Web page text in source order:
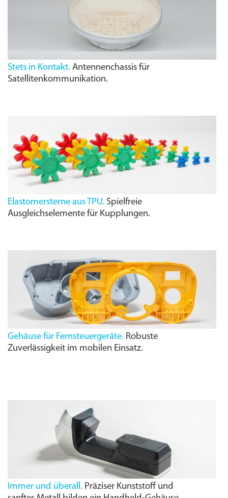
Stets in Kontakt. Antennenchassis für
Satellitenkommunikation.
Elastomersterne aus TPU. Spielfreie
Ausgleichselemente für Kupplungen.
Gehäuse für Fernsteuergeräte. Robuste
Zuverlässigkeit im mobilen Einsatz.
Immer und überall. Präziser Kunststoff und